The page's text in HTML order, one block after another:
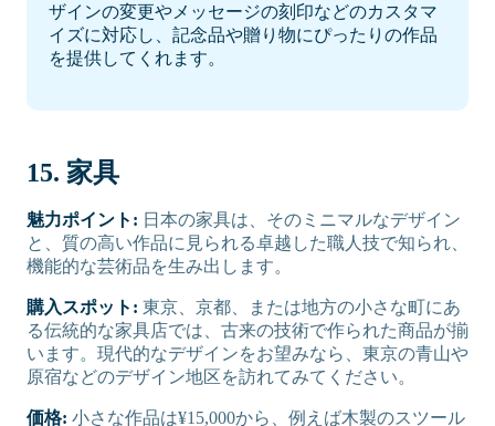
ザインの変更やメッセージの刻印などのカスタマ
イズに対応し、記念品や贈り物にぴったりの作品
を提供してくれます。
15. 家具
魅力ポイント: 日本の家具は、そのミニマルなデザイン
と、質の高い作品に見られる卓越した職人技で知られ、
機能的な芸術品を生み出します。
購入スポット: 東京、京都、または地方の小さな町にあ
る伝統的な家具店では、古来の技術で作られた商品が揃
います。現代的なデザインをお望みなら、東京の青山や
原宿などのデザイン地区を訪れてみてください。
価格: 小さな作品は¥15,000から、例えば木製のスツール